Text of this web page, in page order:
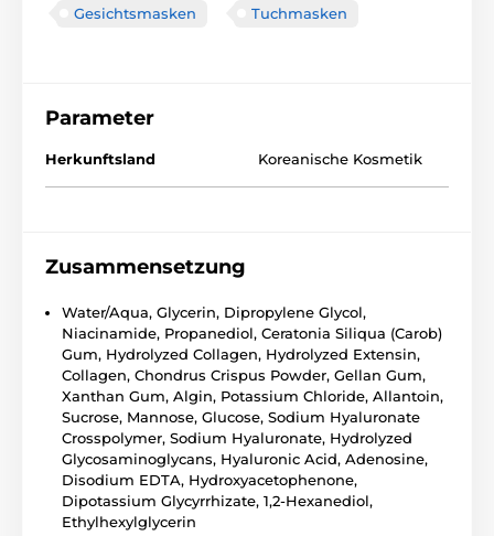
Gesichtsmasken Tuchmasken
Parameter
Herkunftsland Koreanische Kosmetik
Zusammensetzung
Water/Aqua, Glycerin, Dipropylene Glycol,
Niacinamide, Propanediol, Ceratonia Siliqua (Carob)
Gum, Hydrolyzed Collagen, Hydrolyzed Extensin,
Collagen, Chondrus Crispus Powder, Gellan Gum,
Xanthan Gum, Algin, Potassium Chloride, Allantoin,
Sucrose, Mannose, Glucose, Sodium Hyaluronate
Crosspolymer, Sodium Hyaluronate, Hydrolyzed
Glycosaminoglycans, Hyaluronic Acid, Adenosine,
Disodium EDTA, Hydroxyacetophenone,
Dipotassium Glycyrrhizate, 1,2-Hexanediol,
Ethylhexylglycerin